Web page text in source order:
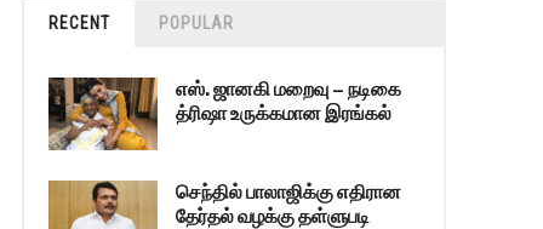
RECENT POPULAR
எஸ். ஜானகி மறைவு – நடிகை
த்ரிஷா உருக்கமான இரங்கல்
செந்தில் பாலாஜிக்கு எதிரான
தேர்தல் வழக்கு தள்ளுபடி